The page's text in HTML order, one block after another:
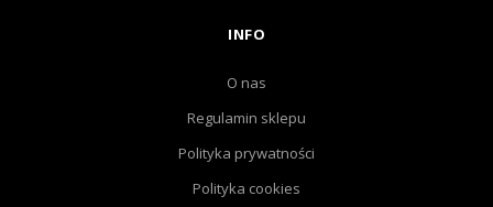
INFO
O nas
Regulamin sklepu
Polityka prywatności
Polityka cookies